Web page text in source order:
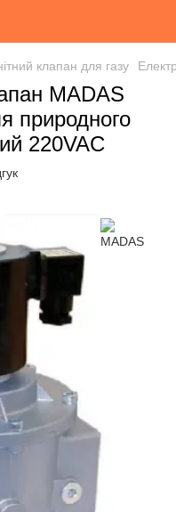
клапан для газу
MADAS
природного
220VAC